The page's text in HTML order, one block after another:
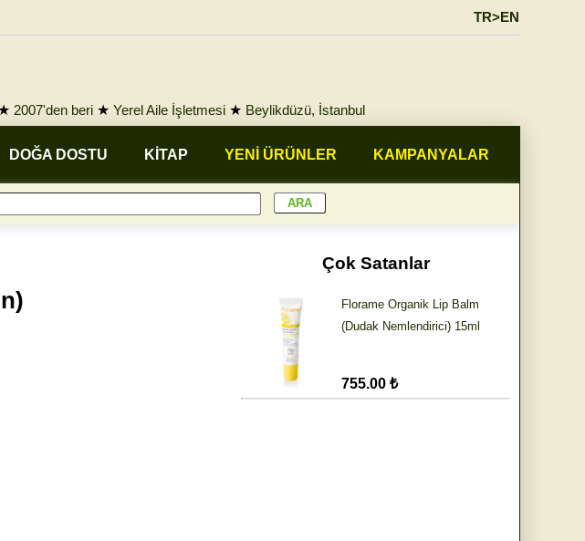
TR>EN
2007'den beri ★ Yerel Aile İşletmesi ★ Beylikdüzü, İstanbul
DOĞA DOSTU KİTAP YENİ ÜRÜNLER KAMPANYALAR
Çok Satanlar
Florame Organik Lip Balm
(Dudak Nemlendirici) 15ml
755.00 ₺